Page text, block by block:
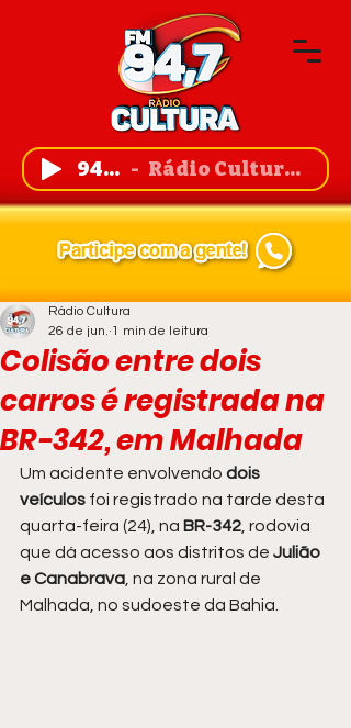
94,7 FM Rádio Cultura de Guanambi
Colisão entre dois
carros é registrada na
BR-342, em Malhada
Rádio Cultura
26 de jun. 1 min de leitura
Um acidente envolvendo dois
veículos foi registrado na tarde desta
quarta-feira (24), na BR-342 , rodovia
que dá acesso aos distritos de Julião
e Canabrava , na zona rural de
Malhada, no sudoeste da Bahia.